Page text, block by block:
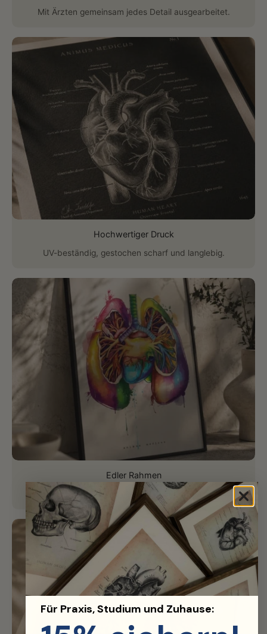
Mit Ärzten gemeinsam jedes Detail ausgearbeitet.
Hochwertiger Druck
UV-beständig, gestochen scharf und langlebig.
Edler Rahmen
Hochwertiger Aluminium-Rahmen für perfektes Finish.
Für Praxis, Studium und Zuhause: